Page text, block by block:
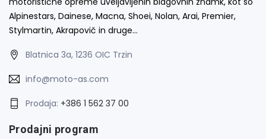
Alpinestars, Dainese, Macna, Shoei, Nolan, Arai, Premier,
Stylmartin, Akrapovič in druge…
Blatnica 3a, 1236 OIC Trzin
info@moto-as.com
Prodaja: +386 1 562 37 00
Prodajni program